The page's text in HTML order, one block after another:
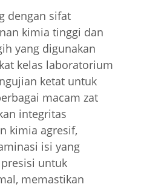
dengan sifat
kimia tinggi dan
yang digunakan
kelas laboratorium
ketat untuk
macam zat
integritas
kimia agresif,
isi yang
untuk
memastikan